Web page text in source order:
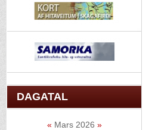
DAGATAL
« Mars 2026 »